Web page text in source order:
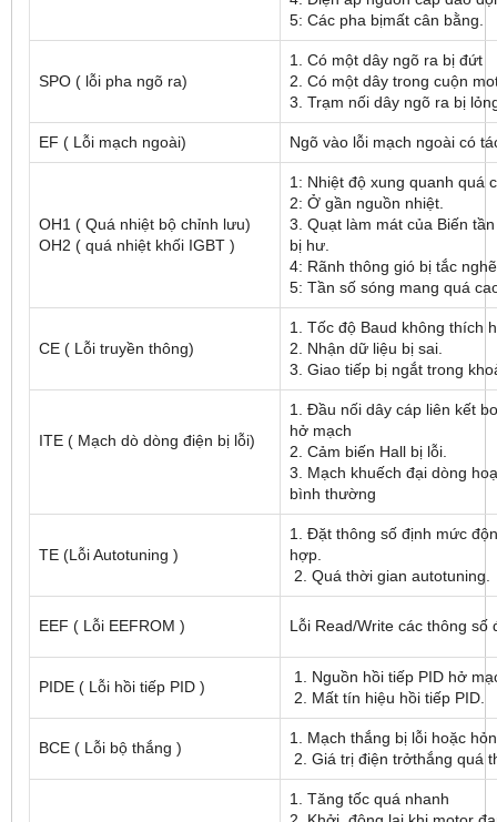
5: Các pha bịmất cân bằng.
SPO ( lỗi pha ngõ ra)
1. Có một dây ngõ ra bị đứt
2. Có một dây trong cuộn
3. Trạm nối dây ngõ ra bị
EF ( Lỗi mạch ngoài) Ngõ vào lỗi mạch ngoài có
OH1 ( Quá nhiệt bộ chỉnh lưu)
OH2 ( quá nhiệt khối IGBT )
1: Nhiệt độ xung quanh quá
2: Ở gần nguồn nhiệt.
3. Quạt làm mát của Biến
bị hư.
4: Rãnh thông gió bị tắc
5: Tần số sóng mang quá
CE ( Lỗi truyền thông)
1. Tốc độ Baud không thích
2. Nhận dữ liệu bị sai.
3. Giao tiếp bị ngắt trong
ITE ( Mạch dò dòng điện bị lỗi)
1. Đầu nối dây cáp liên kết
hở mạch
2. Cảm biến Hall bị lỗi.
3. Mạch khuếch đại dòng
bình thường
TE (Lỗi Autotuning )
1. Đặt thông số định mức
hợp.
2. Quá thời gian autotuning.
EEF ( Lỗi EEFROM ) Lỗi Read/Write các thông số
PIDE ( Lỗi hồi tiếp PID )
1. Nguồn hồi tiếp PID hở
2. Mất tín hiệu hồi tiếp PID.
BCE ( Lỗi bộ thắng )
1. Mạch thắng bị lỗi hoặc
2. Giá trị điện trởthắng quá
1. Tăng tốc quá nhanh